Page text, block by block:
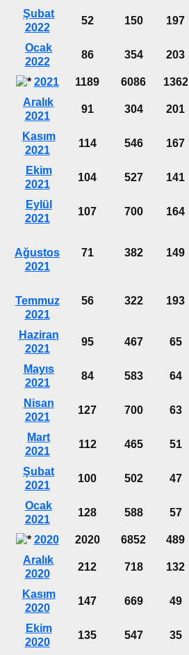
Şubat
2022
52 150 197
Ocak
2022
86 354 203
2021 1189 6086 1362
Aralık
2021
91 304 201
Kasım
2021
114 546 167
Ekim
2021
104 527 141
Eylül
2021
107 700 164
Ağustos
2021
71 382 149
Temmuz
2021
56 322 193
Haziran
2021
95 467 65
Mayıs
2021
84 583 64
Nisan
2021
127 700 63
Mart
2021
112 465 51
Şubat
2021
100 502 47
Ocak
2021
128 588 57
2020 2020 6852 489
Aralık
2020
212 718 132
Kasım
2020
147 669 49
Ekim
2020
135 547 35